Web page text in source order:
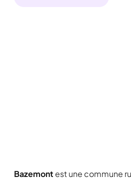
Bazemont est une commune